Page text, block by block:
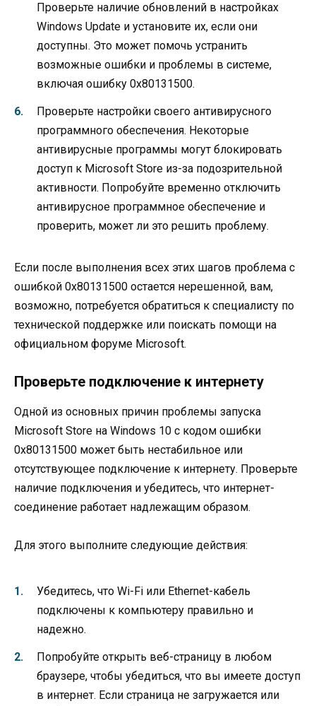
Проверьте наличие обновлений в настройках
Windows Update и установите их, если они
доступны. Это может помочь устранить
возможные ошибки и проблемы в системе,
включая ошибку 0x80131500.
Проверьте настройки своего антивирусного
программного обеспечения. Некоторые
антивирусные программы могут блокировать
доступ к Microsoft Store из-за подозрительной
активности. Попробуйте временно отключить
антивирусное программное обеспечение и
проверить, может ли это решить проблему.
Если после выполнения всех этих шагов проблема с
ошибкой 0x80131500 остается нерешенной, вам,
возможно, потребуется обратиться к специалисту по
технической поддержке или поискать помощи на
официальном форуме Microsoft.
Проверьте подключение к интернету
Одной из основных причин проблемы запуска
Microsoft Store на Windows 10 с кодом ошибки
0x80131500 может быть нестабильное или
отсутствующее подключение к интернету. Проверьте
наличие подключения и убедитесь, что интернет-
соединение работает надлежащим образом.
Для этого выполните следующие действия:
Убедитесь, что Wi-Fi или Ethernet-кабель
подключены к компьютеру правильно и
надежно.
Попробуйте открыть веб-страницу в любом
браузере, чтобы убедиться, что вы имеете доступ
в интернет. Если страница не загружается или